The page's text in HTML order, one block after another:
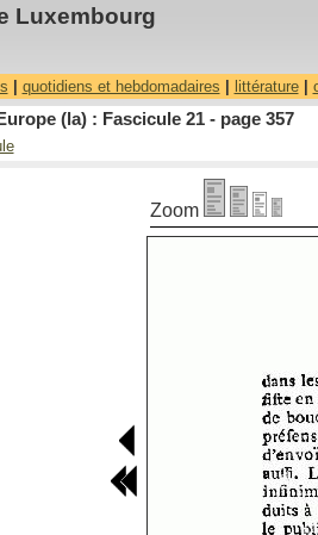
Luxembourg
quotidiens et hebdomadaires littérature|
(la) : Fascicule 21 - page 357
Zoom